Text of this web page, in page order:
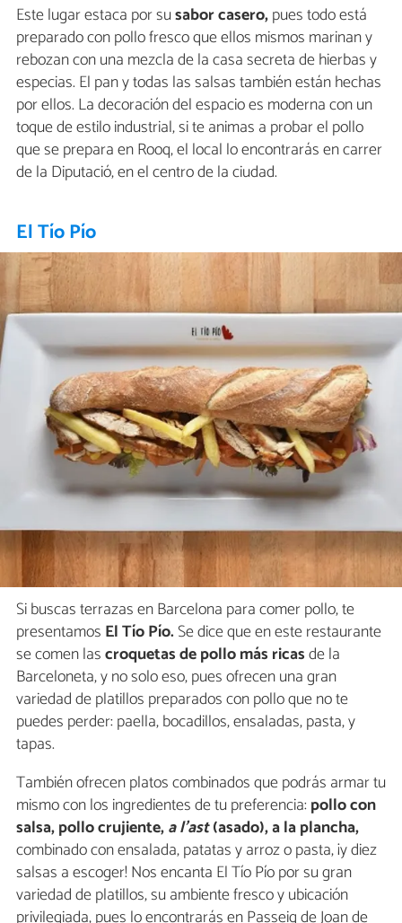
Este lugar estaca por susabor casero,pues todo está
preparado con pollo fresco que ellos mismos marinan y
rebozan con una mezcla de la casa secreta de hierbas y
especias. El pan y todas las salsas también están hechas
por ellos. La decoración del espacio es moderna con un
toque de estilo industrial, si te animas a probar el pollo
que se prepara en Rooq, el local lo encontrarás en carrer
de la Diputació, en el centro de la ciudad.
El Tío Pío
Si buscas terrazas en Barcelona para comer pollo, te
presentamos El Tío Pío.Se dice que en este restaurante
se comen lascroquetas de pollo más ricasde la
Barceloneta, y no solo eso, pues ofrecen una gran
variedad de platillos preparados con pollo que no te
puedes perder: paella, bocadillos, ensaladas, pasta, y
tapas.
También ofrecen platos combinados que podrás armar tu
mismo con los ingredientes de tu preferencia:pollo con
salsa, pollo crujiente,a l'ast(asado), a la plancha,
combinado con ensalada, patatas y arroz o pasta, ¡y diez
salsas a escoger! Nos encanta El Tío Pío por su gran
variedad de platillos, su ambiente fresco y ubicación